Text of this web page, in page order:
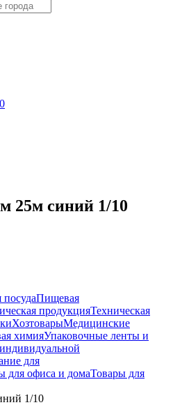
0
25м синий 1/10
посудаПищевая
продукцияТехническая
ХозтоварыМедицинские
химияУпаковочные ленты и
для
для офиса и домаТовары для
1/10